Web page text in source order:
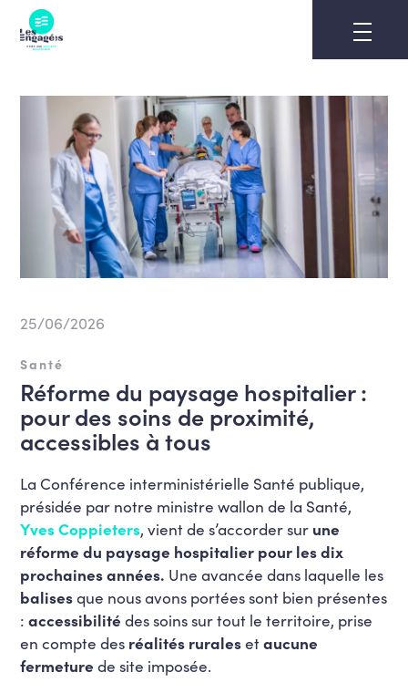
content
25/06/2026
Santé
Réforme du paysage hospitalier :
pour des soins de proximité,
accessibles à tous
La Conférence interministérielle Santé publique,
présidée par notre ministre wallon de la Santé,
Yves Coppieters, vient de s’accorder sur une
réforme du paysage hospitalier pour les dix
prochaines années. Une avancée dans laquelle les
balisesque nous avons portées sont bien présentes
:accessibilité des soins sur tout le territoire, prise
en compte des réalités ruralesetaucune
fermeture de site imposée.